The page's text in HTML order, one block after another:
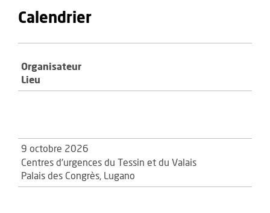
Calendrier
Organisateur
Lieu
9 octobre 2026
Centres d'urgences du Tessin et du Valais
Palais des Congrès, Lugano